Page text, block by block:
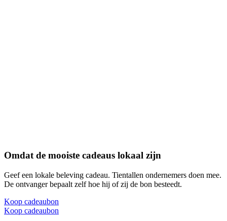
Omdat de mooiste cadeaus lokaal zijn
Geef een lokale beleving cadeau. Tientallen ondernemers doen mee.
De ontvanger bepaalt zelf hoe hij of zij de bon besteedt.
Koop cadeaubon
Koop cadeaubon